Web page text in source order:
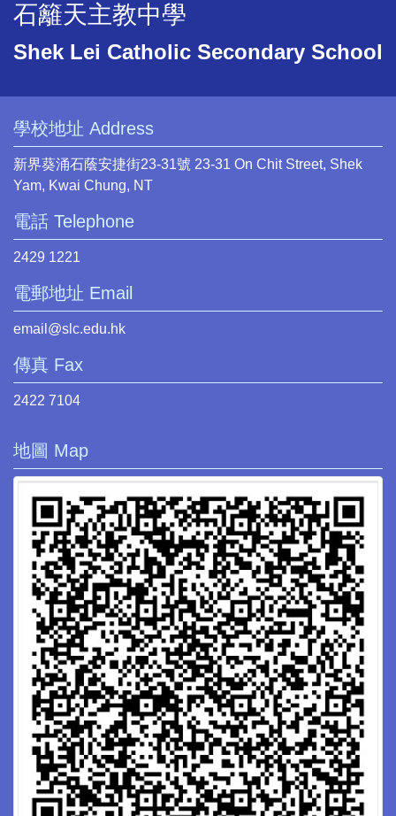
石籬天主教中學
Shek Lei Catholic Secondary School
學校地址 Address
新界葵涌石蔭安捷街23-31號 23-31 On Chit Street, Shek
Yam, Kwai Chung, NT
電話 Telephone
2429 1221
電郵地址 Email
email@slc.edu.hk
傳真 Fax
2422 7104
地圖 Map